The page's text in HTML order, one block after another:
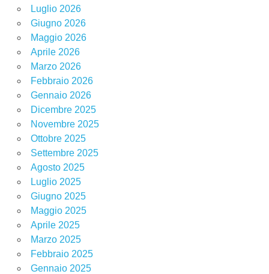
Luglio 2026
Giugno 2026
Maggio 2026
Aprile 2026
Marzo 2026
Febbraio 2026
Gennaio 2026
Dicembre 2025
Novembre 2025
Ottobre 2025
Settembre 2025
Agosto 2025
Luglio 2025
Giugno 2025
Maggio 2025
Aprile 2025
Marzo 2025
Febbraio 2025
Gennaio 2025